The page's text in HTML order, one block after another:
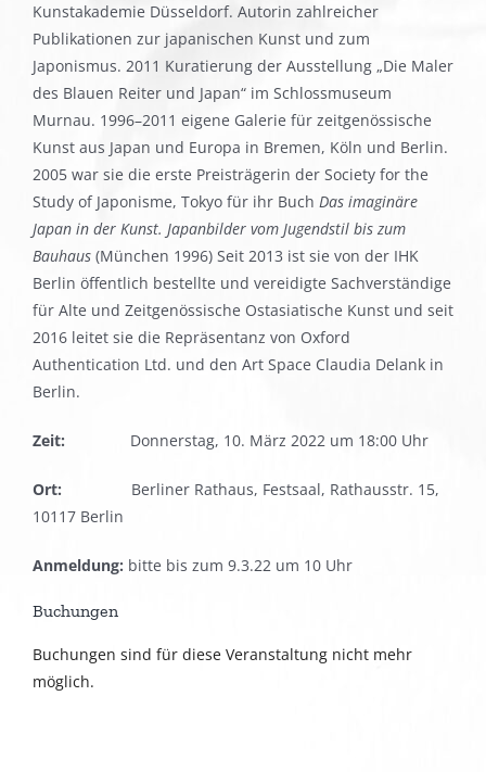
Kunstakademie Düsseldorf. Autorin zahlreicher
Publikationen zur japanischen Kunst und zum
Japonismus. 2011 Kuratierung der Ausstellung „Die Maler
des Blauen Reiter und Japan“ im Schlossmuseum
Murnau. 1996–2011 eigene Galerie für zeitgenössische
Kunst aus Japan und Europa in Bremen, Köln und Berlin.
2005 war sie die erste Preisträgerin der Society for the
Study of Japonisme, Tokyo für ihr Buch Das imaginäre
Japan in der Kunst. Japanbilder vom Jugendstil bis zum
Bauhaus (München 1996) Seit 2013 ist sie von der IHK
Berlin öffentlich bestellte und vereidigte Sachverständige
für Alte und Zeitgenössische Ostasiatische Kunst und seit
2016 leitet sie die Repräsentanz von Oxford
Authentication Ltd. und den Art Space Claudia Delank in
Berlin.
Zeit: Donnerstag, 10. März 2022 um 18:00 Uhr
Ort: Berliner Rathaus, Festsaal, Rathausstr. 15,
10117 Berlin
Anmeldung: bitte bis zum 9.3.22 um 10 Uhr
Buchungen
Buchungen sind für diese Veranstaltung nicht mehr
möglich.